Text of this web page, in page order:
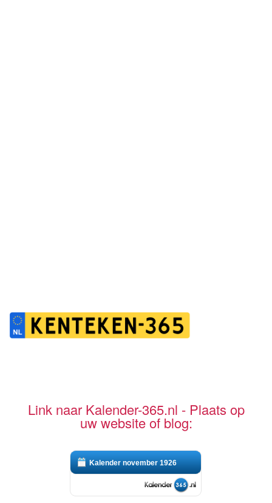
Link naar Kalender-365.nl - Plaats op
uw website of blog:
Kalender november 1926